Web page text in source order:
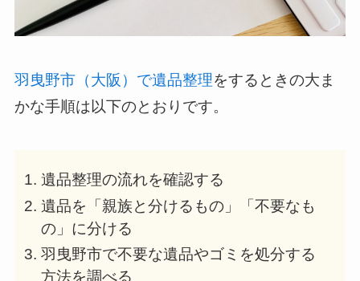
羽曳野市（大阪）で遺品整理をするときの大ま
かな手順は以下のとおりです。
遺品整理の流れを確認する
遺品を「親族と分けるもの」「不要なも
の」に分ける
羽曳野市で不要な遺品やゴミを処分する
方法を調べる